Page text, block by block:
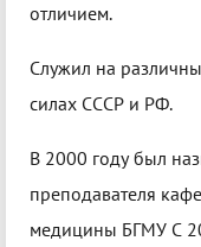
отличием.
Служил на
силах СССР и РФ.
В 2000 году был
преподавателя
медицины БГМУ С